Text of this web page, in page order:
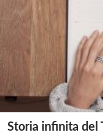
Storia infinita del